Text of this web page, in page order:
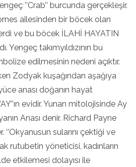
’’Crab’’ burcunda gerçekleşir.
ailesinden bir böcek olan
ve bu böcek İLAHİ HAYATIN
Yengeç takımyıldızının bu
edilmesinin nedeni açıktır.
Zodyak kuşağından aşağıya
anası doğanın hayat
evidir. Yunan mitolojisinde Ay
Anası denir. Richard Payne
sularını çektiği ve
rutubetin yöneticisi, kadınların
etkilemesi dolayısı ile